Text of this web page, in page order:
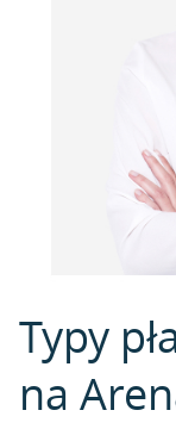
Typy
na